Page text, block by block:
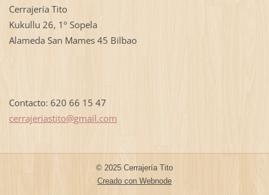
Cerrajería Tito
Kukullu 26, 1º Sopela
Alameda San Mames 45 Bilbao
Contacto: 620 66 15 47
cerrajeriastito@gmail.com
© 2025 Cerrajería Tito
Creado con Webnode